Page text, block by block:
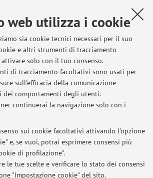
web utilizza i cookie
sia cookie tecnici necessari per il suo
e altri strumenti di tracciamento
solo con il tuo consenso.
di tracciamento facoltativi sono usati per
sull'efficacia della comunicazione
dei comportamenti degli utenti.
continuerai la navigazione solo con i
sui cookie facoltativi attivando l'opzione
e, se vuoi, potrai esprimere consensi più
di profilazione".
le tue scelte e verificare lo stato dei consensi
"Impostazione cookie" del sito.
12 domande a risposta chiusa.
...
per sostenere la prova finale
"Bilancio e scritture contabili"
"bilancio e scritture contabili"
il numero di 16 ore su 24 di lezione a
della necessità di frequentare
delle ore di lezione per poter
finale (test). Poiché le ore di lezione
...
2022